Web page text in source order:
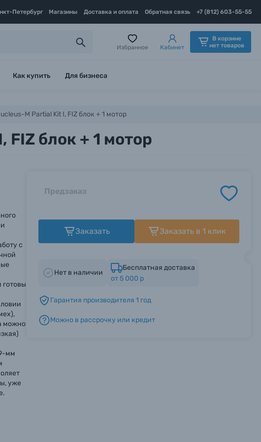
Петербург Магазины Доставка и оплата Обратная связь +7 (812) 603-55-55
Избранное Кабинет
В корзине
нет товаров
Как купить Для бизнеса
M Partial Kit I, FIZ блок + 1 мотор
блок + 1 мотор
с
можно
мм
уже
Предзаказ
Заказать Заказать в 1 клик
Нет в наличии
Бесплатная доставка
от 5 000 р
Гарантия производителя 1 год
Можно в рассрочку или кредит